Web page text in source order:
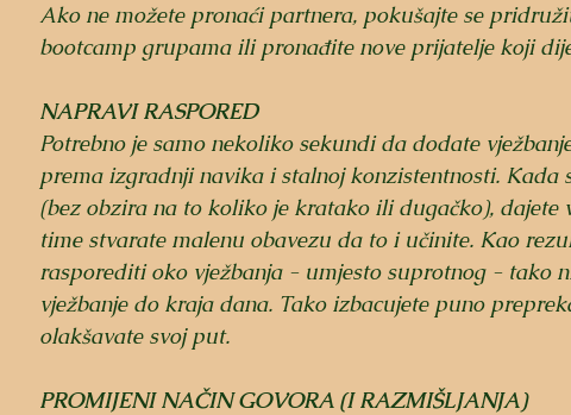
Ako ne možete pronaći partnera, pokušajte se
bootcamp grupama ili pronađite nove prijatelje koji
NAPRAVI RASPORED
Potrebno je samo nekoliko sekundi da dodate
prema izgradnji navika i stalnoj konzistentnosti. Kada
(bez obzira na to koliko je kratako ili dugačko),
time stvarate malenu obavezu da to i učinite. Kao
rasporediti oko vježbanja - umjesto suprotnog - tako
vježbanje do kraja dana. Tako izbacujete puno
olakšavate svoj put.
PROMIJENI NAČIN GOVORA (I RAZMIŠLJANJA)